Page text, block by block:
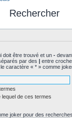
Rechercher
doit être trouvé et un -
par des | entre
caractère « * » comme
lequel de ces termes
joker pour des